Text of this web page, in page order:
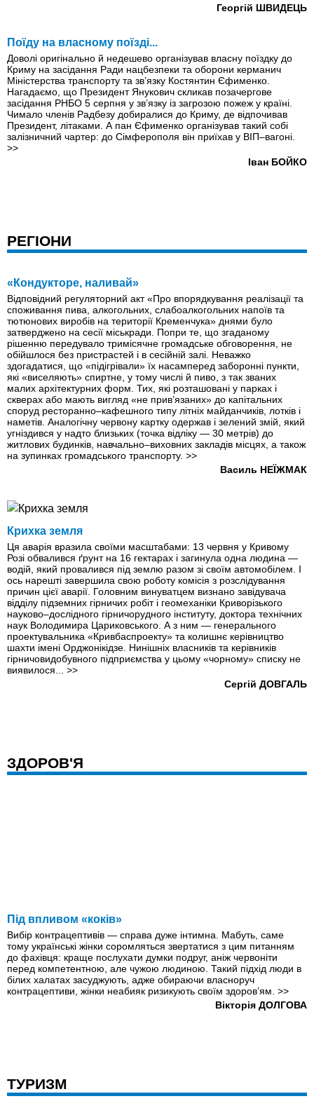
Георгій ШВИДЕЦЬ
Поїду на власному поїзді...
Доволі оригінально й недешево організував власну поїздку до
Криму на засідання Ради нацбезпеки та оборони керманич
Міністерства транспорту та зв’язку Костянтин Єфименко.
Нагадаємо, що Президент Янукович скликав позачергове
засідання РНБО 5 серпня у зв’язку із загрозою пожеж у країні.
Чимало членів Радбезу добиралися до Криму, де відпочивав
Президент, літаками. А пан Єфименко організував такий собі
залізничний чартер: до Сімферополя він приїхав у ВІП–вагоні.
>>
Іван БОЙКО
РЕГІОНИ
«Кондукторе, наливай»
Відповідний регуляторний акт «Про впорядкування реалізації та
споживання пива, алкогольних, слабоалкогольних напоїв та
тютюнових виробів на території Кременчука» днями було
затверджено на сесії міськради. Попри те, що згаданому
рішенню передувало тримісячне громадське обговорення, не
обійшлося без пристрастей і в сесійній залі. Неважко
здогадатися, що «підігрівали» їх насамперед заборонні пункти,
які «виселяють» спиртне, у тому числі й пиво, з так званих
малих архітектурних форм. Тих, які розташовані у парках і
скверах або мають вигляд «не прив’язаних» до капітальних
споруд ресторанно–кафешного типу літніх майданчиків, лотків і
наметів. Аналогічну червону картку одержав і зелений змій, який
угніздився у надто близьких (точка відліку — 30 метрів) до
житлових будинків, навчально–виховних закладів місцях, а також
на зупинках громадського транспорту. >>
Василь НЕЇЖМАК
Крихка земля
Ця аварія вразила своїми масштабами: 13 червня у Кривому
Розі обвалився ґрунт на 16 гектарах і загинула одна людина —
водій, який провалився під землю разом зі своїм автомобілем. І
ось нарешті завершила свою роботу комісія з розслідування
причин цієї аварії. Головним винуватцем визнано завідувача
відділу підземних гірничих робіт і геомеханіки Криворізького
науково–дослідного гірничорудного інституту, доктора технічних
наук Володимира Цариковського. А з ним — генерального
проектувальника «Кривбаспроекту» та колишнє керівництво
шахти імені Орджонікідзе. Нинішніх власників та керівників
гірничовидобувного підприємства у цьому «чорному» списку не
виявилося... >>
Сергій ДОВГАЛЬ
ЗДОРОВ'Я
Вибір контрацептивів — справа дуже інтимна. Мабуть, саме
тому українські жінки соромляться звертатися з цим питанням
до фахівця: краще послухати думки подруг, аніж червоніти
перед компетентною, але чужою людиною. Такий підхід люди в
білих халатах засуджують, адже обираючи власноруч
контрацептиви, жінки неабияк ризикують своїм здоров’ям.>>
Вікторія ДОЛГОВА